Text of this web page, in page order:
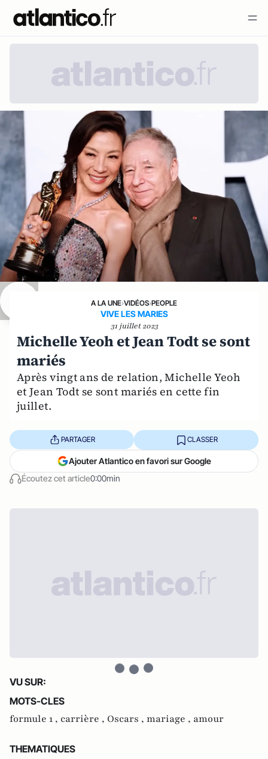
A LA UNE›VIDÉOS›PEOPLE
VIVE LES MARIES
31 juillet 2023
Michelle Yeoh et Jean Todt se sont
mariés
Après vingt ans de relation, Michelle Yeoh
et Jean Todt se sont mariés en cette fin
juillet.
Écoutez cet article0:00min
PARTAGER CLASSER
Ajouter Atlantico en favori sur Google
VU SUR:
MOTS-CLES
formule 1 , carrière , Oscars , mariage , amour
THEMATIQUES